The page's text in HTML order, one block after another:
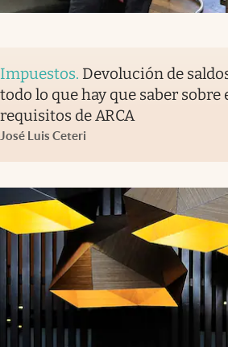
Impuestos. Devolución de
todo lo que hay que saber sobre
requisitos de ARCA
José Luis Ceteri